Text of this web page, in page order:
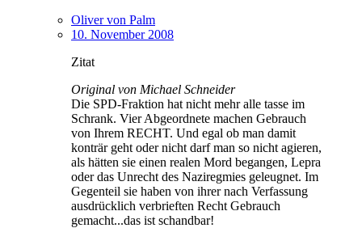
Oliver von Palm
10. November 2008
Zitat
Original von Michael Schneider
Die SPD-Fraktion hat nicht mehr alle tasse im
Schrank. Vier Abgeordnete machen Gebrauch
von Ihrem RECHT. Und egal ob man damit
konträr geht oder nicht darf man so nicht agieren,
als hätten sie einen realen Mord begangen, Lepra
oder das Unrecht des Naziregmies geleugnet. Im
Gegenteil sie haben von ihrer nach Verfassung
ausdrücklich verbrieften Recht Gebrauch
gemacht...das ist schandbar!